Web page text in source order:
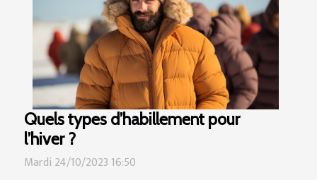
Quels types d’habillement pour
l’hiver ?
Mardi 24/10/2023 16:50